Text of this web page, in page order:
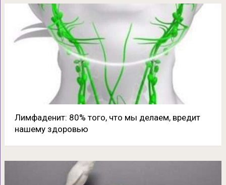
Лимфаденит: 80% того, что мы делаем, вредит
нашему здоровью